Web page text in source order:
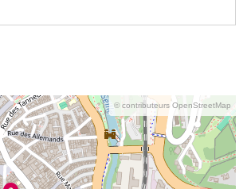
© contributeurs OpenStreetMap